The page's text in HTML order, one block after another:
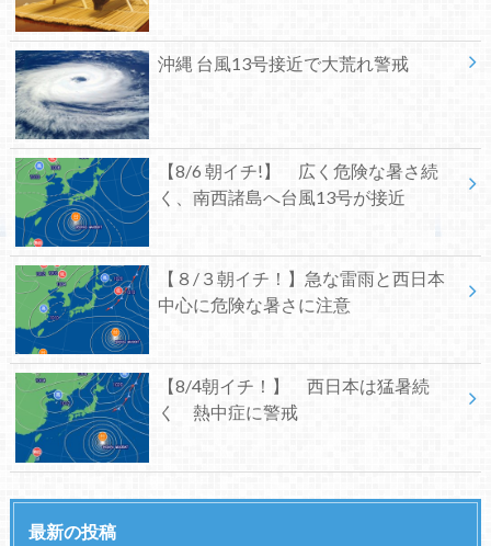
沖縄 台風13号接近で大荒れ警戒
【8/6 朝イチ!】 広く危険な暑さ続
く、南西諸島へ台風13号が接近
【８/３朝イチ！】急な雷雨と西日本
中心に危険な暑さに注意
【8/4朝イチ！】 西日本は猛暑続
く 熱中症に警戒
最新の投稿